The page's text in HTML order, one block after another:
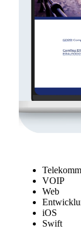
VOIP
Web
iOS
Swift